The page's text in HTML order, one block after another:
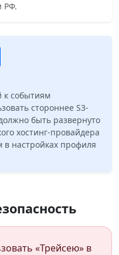
РФ.
к событиям
стороннее S3-
быть развернуто
хостинг-провайдера
в настройках профиля
«Трейсею» в